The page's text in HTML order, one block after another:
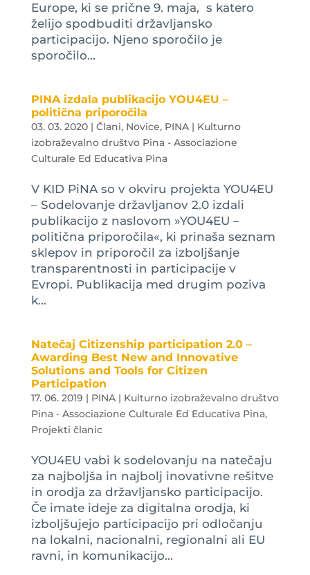
Europe, ki se prične 9. maja, s katero
želijo spodbuditi državljansko
participacijo. Njeno sporočilo je
sporočilo...
PINA izdala publikacijo YOU4EU –
politična priporočila
03. 03. 2020| Člani, Novice, PINA | Kulturno
izobraževalno društvo Pina - Associazione
Culturale Ed Educativa Pina
V KID PiNA so v okviru projekta YOU4EU
– Sodelovanje državljanov 2.0 izdali
publikacijo z naslovom »YOU4EU –
politična priporočila«, ki prinaša seznam
sklepov in priporočil za izboljšanje
transparentnosti in participacije v
Evropi. Publikacija med drugim poziva
k...
Natečaj Citizenship participation 2.0 –
Awarding Best New and Innovative
Solutions and Tools for Citizen
Participation
17. 06. 2019 | PINA | Kulturno izobraževalno društvo
Pina - Associazione Culturale Ed Educativa Pina,
Projekti članic
YOU4EU vabi k sodelovanju na natečaju
za najboljša in najbolj inovativne rešitve
in orodja za državljansko participacijo.
Če imate ideje za digitalna orodja, ki
izboljšujejo participacijo pri odločanju
na lokalni, nacionalni, regionalni ali EU
ravni, in komunikacijo...